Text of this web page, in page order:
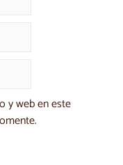
y web en este